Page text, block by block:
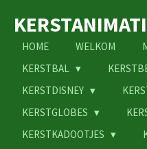
direct
naar
hoofdinhoud
HOME WELKOM
KERSTBAL
KERSTDISNEY
KERSTGLOBES
KERSTKADOOTJES